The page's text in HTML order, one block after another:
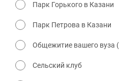
Парк Горького в Казани
Парк Петрова в Казани
Общежитие вашего вуза
Сельский клуб